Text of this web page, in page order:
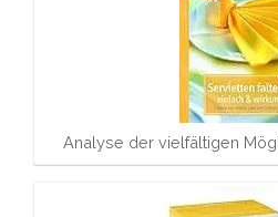
Analyse der vielfältigen